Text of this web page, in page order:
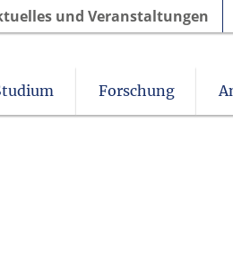
Forschung
und Veranstaltungen